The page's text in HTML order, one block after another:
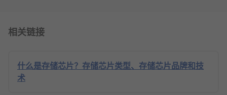
相关链接
什么是存储芯片？存储芯片类型、存储芯片品牌和技
术